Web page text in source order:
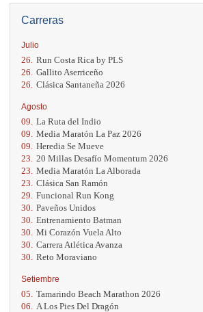
Carreras
Julio
26. Run Costa Rica by PLS
26. Gallito Aserriceño
26. Clásica Santaneña 2026
Agosto
09. La Ruta del Indio
09. Media Maratón La Paz 2026
09. Heredia Se Mueve
23. 20 Millas Desafío Momentum 2026
23. Media Maratón La Alborada
23. Clásica San Ramón
29. Funcional Run Kong
30. Paveños Unidos
30. Entrenamiento Batman
30. Mi Corazón Vuela Alto
30. Carrera Atlética Avanza
30. Reto Moraviano
Setiembre
05. Tamarindo Beach Marathon 2026
06.
A Los Pies Del Dragón